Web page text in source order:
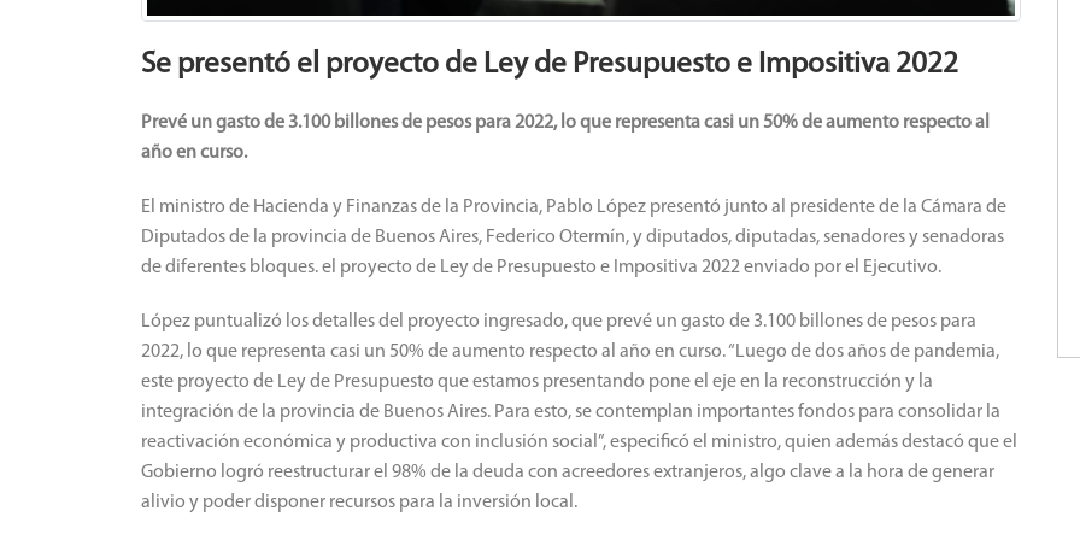
Se presentó el proyecto de Ley de Presupuesto e Impositiva 2022
Prevé un gasto de 3.100 billones de pesos para 2022, lo que representa casi un 50% de aumento respecto al
año en curso.
El ministro de Hacienda y Finanzas de la Provincia, Pablo López presentó junto al presidente de la Cámara de
Diputados de la provincia de Buenos Aires, Federico Otermín, y diputados, diputadas, senadores y senadoras
de diferentes bloques. el proyecto de Ley de Presupuesto e Impositiva 2022 enviado por el Ejecutivo.
López puntualizó los detalles del proyecto ingresado, que prevé un gasto de 3.100 billones de pesos para
2022, lo que representa casi un 50% de aumento respecto al año en curso. “Luego de dos años de pandemia,
este proyecto de Ley de Presupuesto que estamos presentando pone el eje en la reconstrucción y la
integración de la provincia de Buenos Aires. Para esto, se contemplan importantes fondos para consolidar la
reactivación económica y productiva con inclusión social”, especificó el ministro, quien además destacó que el
Gobierno logró reestructurar el 98% de la deuda con acreedores extranjeros, algo clave a la hora de generar
alivio y poder disponer recursos para la inversión local.